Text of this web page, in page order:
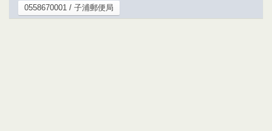
0558670001 / 子浦郵便局